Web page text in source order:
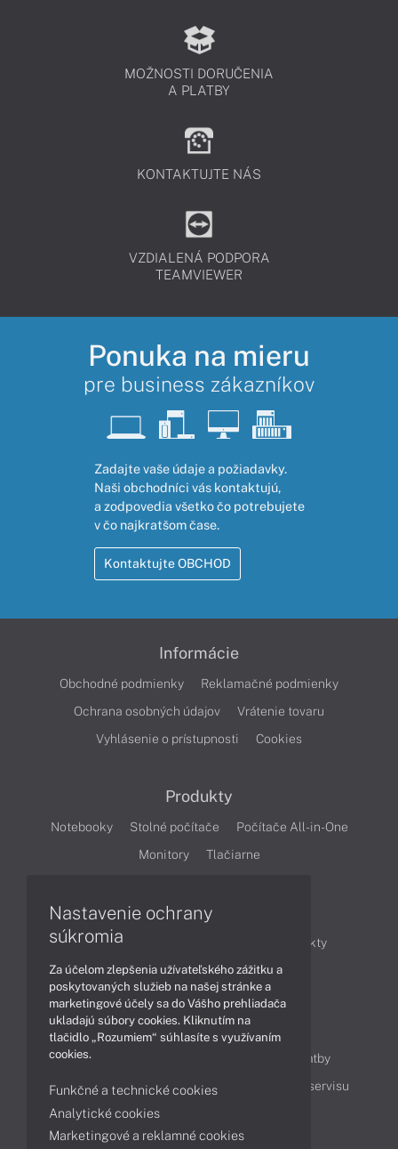
MOŽNOSTI DORUČENIA
A PLATBY
KONTAKTUJTE NÁS
VZDIALENÁ PODPORA
TEAMVIEWER
Ponuka na mieru
pre business zákazníkov
Zadajte vaše údaje a požiadavky.
Naši obchodníci vás kontaktujú,
a zodpovedia všetko čo potrebujete
v čo najkratšom čase.
Kontaktujte OBCHOD
Informácie
Obchodné podmienky
Reklamačné podmienky
Ochrana osobných údajov
Vrátenie tovaru
Vyhlásenie o prístupnosti
Cookies
Produkty
Notebooky Stolné počítače
Počítače All-in-One
Monitory
Tlačiarne
Články
Obchodné informácie
Produkty
Technológie
Videá
Obsah
Ako nakupovať
Možnosti doručenia a platby
Podpora a servis
Servisné služby Cenník servisu
Kontakty
Nastavenie ochrany
súkromia
Za účelom zlepšenia užívateľského zážitku a
poskytovaných služieb na našej stránke a
marketingové účely sa do Vášho prehliadača
ukladajú súbory cookies. Kliknutím na
tlačidlo „Rozumiem“ súhlasíte s využívaním
cookies.
Funkčné a technické cookies
Analytické cookies
Marketingové a reklamné cookies